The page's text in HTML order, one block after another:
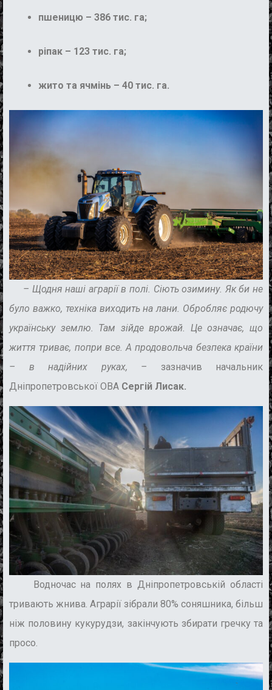
пшеницю – 386 тис. га;
ріпак – 123 тис. га;
жито та ячмінь – 40 тис. га.
– Щодня наші аграрії в полі. Сіють озимину. Як би не
було важко, техніка виходить на лани. Обробляє родючу
українську землю. Там зійде врожай. Це означає, що
життя триває, попри все. А продовольча безпека країни
– в надійних руках, –
зазначив начальник
Дніпропетровської ОВА Сергій Лисак.
Водночас на полях в Дніпропетровській області
тривають жнива. Аграрії зібрали 80% соняшника, більш
ніж половину кукурудзи, закінчують збирати гречку та
просо.